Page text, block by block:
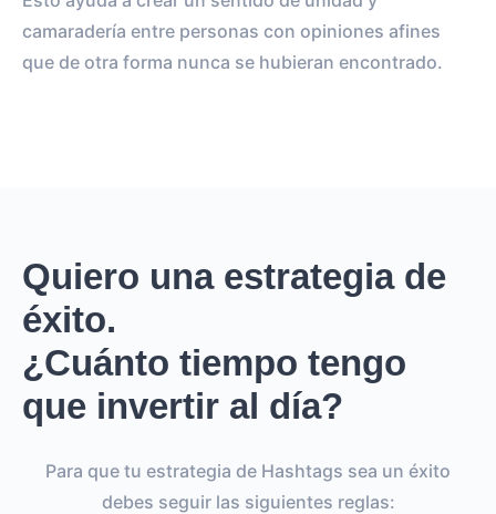
camaradería entre personas con opiniones afines
que de otra forma nunca se hubieran encontrado.
Quiero una estrategia de
éxito.
¿Cuánto tiempo tengo
que invertir al día?
Para que tu estrategia de Hashtags sea un éxito
debes seguir las siguientes reglas: